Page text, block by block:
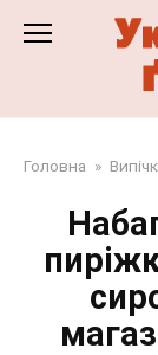
Головна »